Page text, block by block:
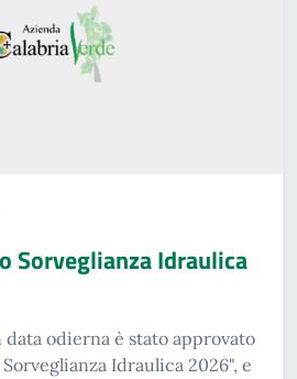
Sorveglianza Idraulica
odierna è stato approvato
Idraulica 2026", e